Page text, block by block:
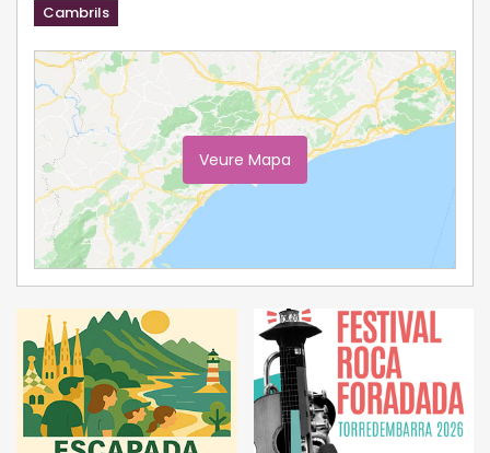
Cambrils
Veure Mapa